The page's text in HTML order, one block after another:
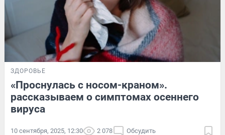
ЗДОРОВЬЕ
«Проснулась с носом-краном».
рассказываем о симптомах осеннего
вируса
10 сентября, 2025, 12:30 2 078 Обсудить